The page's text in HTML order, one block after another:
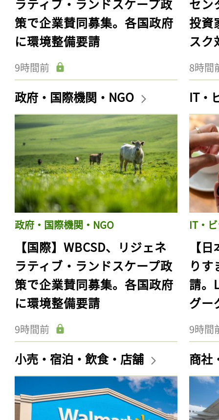
ラティブ・ランドスケープ政
策で企業賛同募集。各国政府
に環境整備要請
9時間前
セン
投資
スク
8時間
政府・国際機関・NGO
政府・国際機関・NGO
【国際】WBCSD、リジェネ
ラティブ・ランドスケープ政
策で企業賛同募集。各国政府
に環境整備要請
9時間前
IT・
IT・
【
り
請。
グー
9時間
小売・宿泊・飲食・店舗 商社